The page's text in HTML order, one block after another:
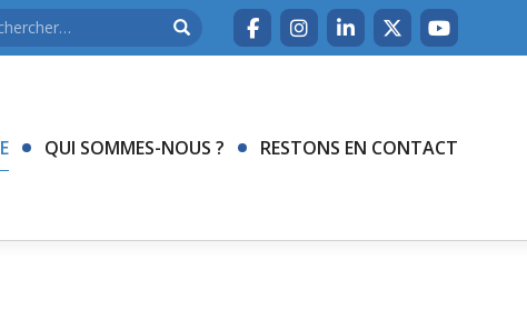
QUI SOMMES-NOUS ? RESTONS EN CONTACT